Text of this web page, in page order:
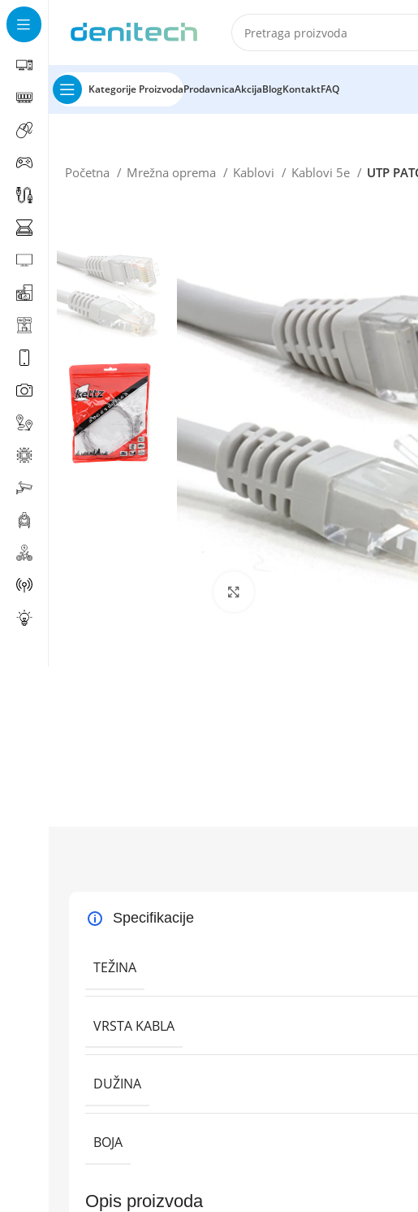
Kategorije ProizvodaProdavnicaAkcijaBlogKontaktFAQ
Početna Mrežna oprema Kablovi Kablovi 5e UTP
Specifikacije
TEŽINA
VRSTA KABLA
DUŽINA
BOJA
Opis proizvoda